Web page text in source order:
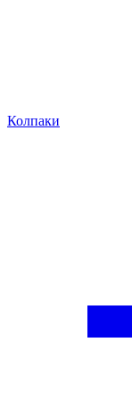
Колпаки